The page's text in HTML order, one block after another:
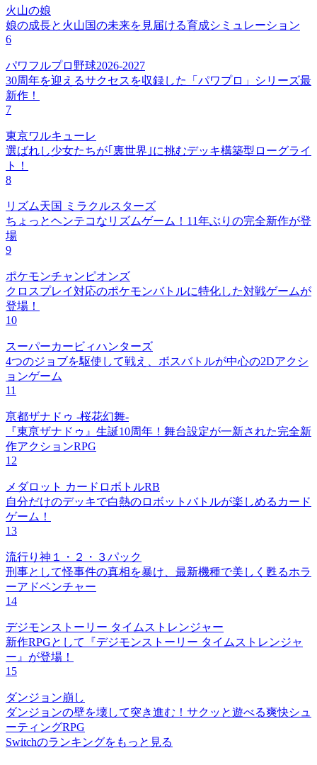
火山の娘
娘の成長と火山国の未来を見届ける育成シミュレーション
6
パワフルプロ野球2026-2027
30周年を迎えるサクセスを収録した「パワプロ」シリーズ最
新作！
7
東京ワルキューレ
選ばれし少女たちが｢裏世界｣に挑むデッキ構築型ローグライ
ト！
8
リズム天国 ミラクルスターズ
ちょっとヘンテコなリズムゲーム！11年ぶりの完全新作が登
場
9
ポケモンチャンピオンズ
クロスプレイ対応のポケモンバトルに特化した対戦ゲームが
登場！
10
スーパーカービィハンターズ
4つのジョブを駆使して戦え、ボスバトルが中心の2Dアクシ
ョンゲーム
11
亰都ザナドゥ -桜花幻舞-
『東亰ザナドゥ』生誕10周年！舞台設定が一新された完全新
作アクションRPG
12
メダロット カードロボトルRB
自分だけのデッキで白熱のロボットバトルが楽しめるカード
ゲーム！
13
流行り神１・２・３パック
刑事として怪事件の真相を暴け、最新機種で美しく甦るホラ
ーアドベンチャー
14
デジモンストーリー タイムストレンジャー
新作RPGとして『デジモンストーリー タイムストレンジャ
ー』が登場！
15
ダンジョン崩し
ダンジョンの壁を壊して突き進む！サクッと遊べる爽快シュ
ーティングRPG
Switchのランキングをもっと見る